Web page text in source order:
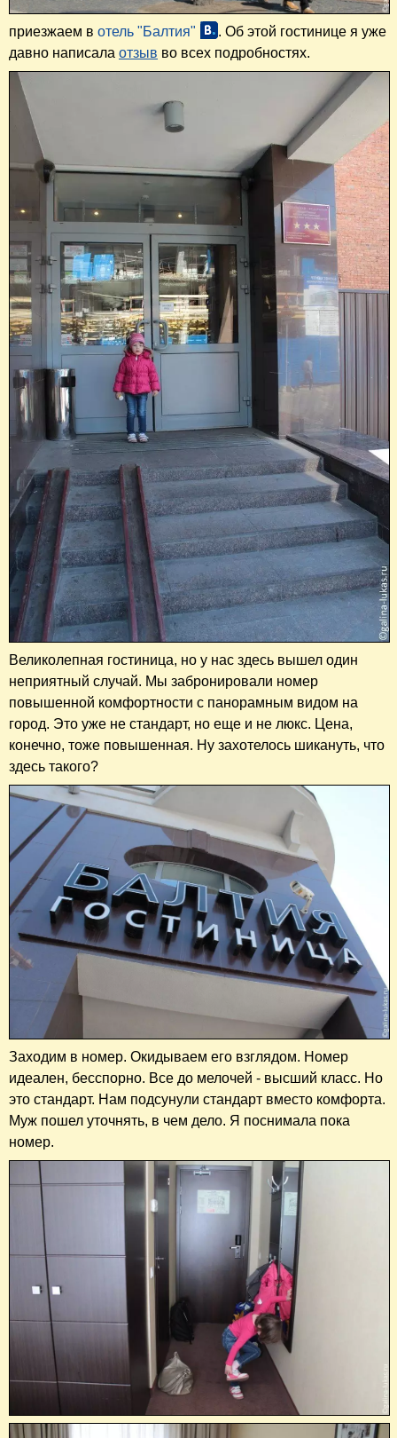
приезжаем в отель "Балтия"
. Об этой гостинице я уже
давно написала отзыв во всех подробностях.
Великолепная гостиница, но у нас здесь вышел один
неприятный случай. Мы забронировали номер
повышенной комфортности с панорамным видом на
город. Это уже не стандарт, но еще и не люкс. Цена,
конечно, тоже повышенная. Ну захотелось шикануть, что
здесь такого?
Заходим в номер. Окидываем его взглядом. Номер
идеален, бесспорно. Все до мелочей - высший класс. Но
это стандарт. Нам подсунули стандарт вместо комфорта.
Муж пошел уточнять, в чем дело. Я поснимала пока
номер.